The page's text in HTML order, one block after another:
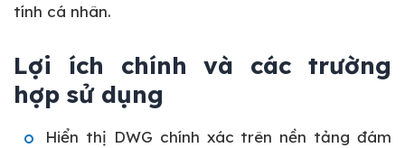
tính cá nhân.
Lợi ích chính và các trường
hợp sử dụng
Hiển thị DWG chính xác trên nền tảng đám